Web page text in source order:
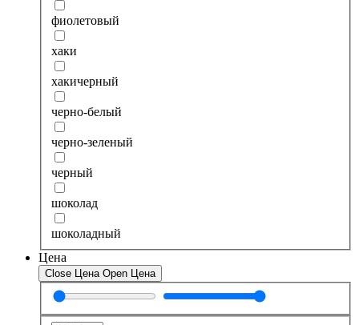
фиолетовый
хаки
хакичерный
черно-белый
черно-зеленый
черный
шоколад
шоколадный
Цена
Close Цена Open Цена